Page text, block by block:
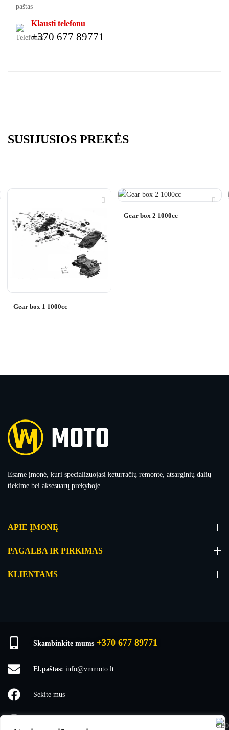
Klausti telefonu
+370 677 89771
SUSIJUSIOS PREKĖS
Gear box 1 1000cc
Gear box 2 1000cc
Esame įmonė, kuri specializuojasi keturračių remonte, atsarginių dalių
tiekime bei aksesuarų prekyboje.
APIE ĮMONĘ
PAGALBA IR PIRKIMAS
KLIENTAMS
Skambinkite mums +370 677 89771
El.paštas: info@vmmoto.lt
Sekite mus